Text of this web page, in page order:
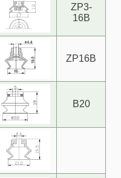
ZP3-
16B
ZP16B
B20